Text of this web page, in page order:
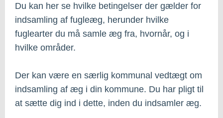
Du kan her se hvilke betingelser der gælder for
indsamling af fugleæg, herunder hvilke
fuglearter du må samle æg fra, hvornår, og i
hvilke områder.
Der kan være en særlig kommunal vedtægt om
indsamling af æg i din kommune. Du har pligt til
at sætte dig ind i dette, inden du indsamler æg.